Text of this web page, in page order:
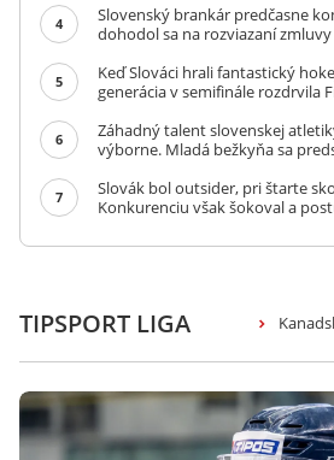
4
Slovenský brankár predčasne
dohodol sa na rozviazaní zmluvy
5
Keď Slováci hrali fantastický
generácia v semifinále rozdrvila
6
Záhadný talent slovenskej
výborne. Mladá bežkyňa sa
7
Slovák bol outsider, pri štarte
Konkurenciu však šokoval a
TIPSPORT LIGA